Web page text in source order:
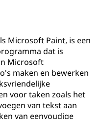
Microsoft Paint, is een
dat is
Microsoft
maken en bewerken
voor taken zoals het
van tekst aan
van eenvoudige